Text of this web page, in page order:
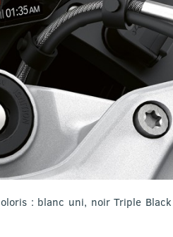
: blanc uni, noir Triple